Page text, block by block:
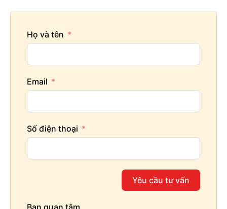
Họ và tên
Email
Số điện thoại
Yêu cầu tư vấn
Bạn quan tâm